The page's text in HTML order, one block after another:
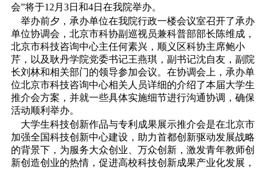
会”将于12月3日和4日在我院举办。
举办前夕，承办单位在我院行政一楼会议室召开了承办
单位协调会，北京市科协副巡视员兼科普部部长陈维成，
北京市科技咨询中心主任何素兴，顺义区科协主席鲍小
芹，以及耿丹学院党委书记王燕琪，副书记沈自友，副院
长刘林和相关部门的领导参加会议。在协调会上，承办单
位北京市科技咨询中心相关人员详细的介绍了本届大学生
推介会方案，并就一些具体实施细节进行沟通协调，确保
活动顺利举办。
大学生科技创新作品与专利成果展示推介会是在北京市
加强全国科技创新中心建设，助力首都创新驱动发展战略
的背景下，为服务大众创业、万众创新，激发青年教师创
新创造创业的热情，促进高校科技创新成果产业化发展，